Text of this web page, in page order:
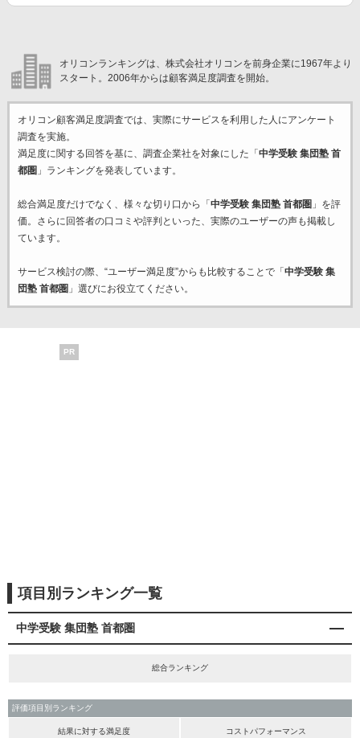
オリコンランキングは、株式会社オリコンを前身企業に1967年より
スタート。2006年からは顧客満足度調査を開始。
オリコン顧客満足度調査では、実際にサービスを利用した 人にアンケート
調査を実施。
満足度に関する回答を基に、調査企業社を対象にした「 中学受験 集団塾 首
都圏 」ランキングを発表しています。
総合満足度だけでなく、様々な切り口から「 中学受験 集団塾 首都圏 」を評
価。さらに回答者の口コミや評判といった、実際のユーザーの声も掲載し
ています。
サービス検討の際、“ユーザー満足度”からも比較することで「 中学受験 集
団塾 首都圏 」選びにお役立てください。
PR
項目別ランキング一覧
中学受験 集団塾 首都圏
総合ランキング
評価項目別ランキング
結果に対する満足度 コストパフォーマンス